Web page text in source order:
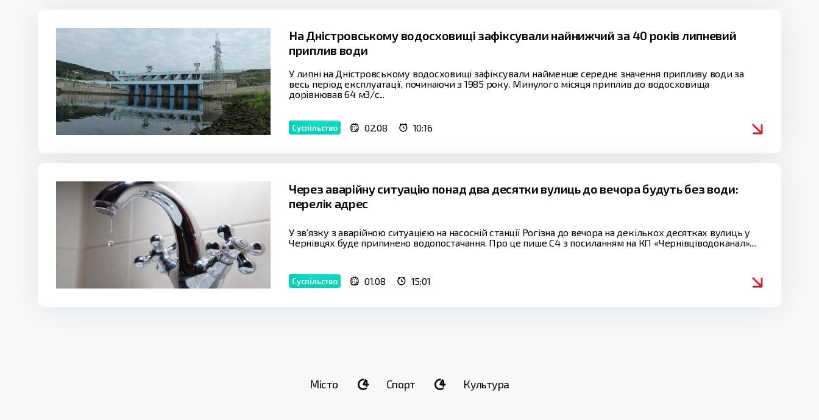
На Дністровському водосховищі зафіксували найнижчий за 40 років липневий
приплив води
У липні на Дністровському водосховищі зафіксували найменше середнє значення припливу води за
весь період експлуатації, починаючи з 1985 року. Минулого місяця приплив до водосховища
дорівнював 64 м3/с...
Суспільство 02.08 10:16
Через аварійну ситуацію понад два десятки вулиць до вечора будуть без води:
перелік адрес
У зв’язку з аварійною ситуацією на насосній станції Рогізна до вечора на декількох десятках вулиць у
Чернівцях буде припинено водопостачання. Про це пише С4 з посиланням на КП «Чернівціводоканал»....
Суспільство 01.08 15:01
Місто Спорт Культура